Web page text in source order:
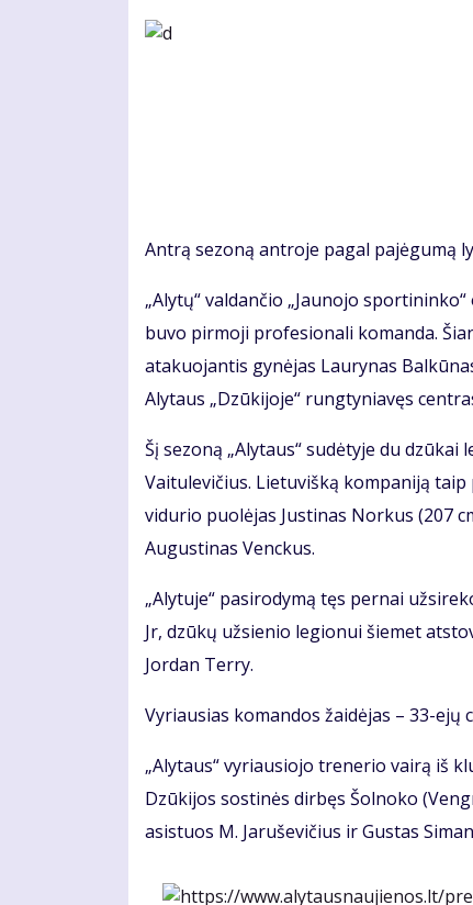
Antrą sezoną antroje pagal pajėgumą
„Alytų“ valdančio „Jaunojo
buvo pirmoji profesionali komanda.
atakuojantis gynėjas Laurynas
Alytaus „Dzūkijoje“ rungtyniavęs
Šį sezoną „Alytaus“ sudėtyje du
Vaitulevičius. Lietuvišką kompaniją
vidurio puolėjas Justinas Norkus (207
Augustinas Venckus.
„Alytuje“ pasirodymą tęs pernai
Jr, dzūkų užsienio legionui šiemet
Jordan Terry.
Vyriausias komandos žaidėjas – 33-ejų
„Alytaus“ vyriausiojo trenerio vairą iš
Dzūkijos sostinės dirbęs Šolnoko
asistuos M. Jaruševičius ir Gustas